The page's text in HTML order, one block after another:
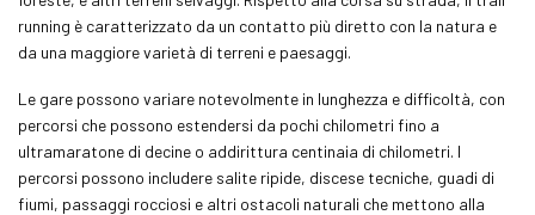
running è caratterizzato da un contatto più diretto con la natura e
da una maggiore varietà di terreni e paesaggi.
Le gare possono variare notevolmente in lunghezza e difficoltà, con
percorsi che possono estendersi da pochi chilometri fino a
ultramaratone di decine o addirittura centinaia di chilometri. I
percorsi possono includere salite ripide, discese tecniche, guadi di
fiumi, passaggi rocciosi e altri ostacoli naturali che mettono alla